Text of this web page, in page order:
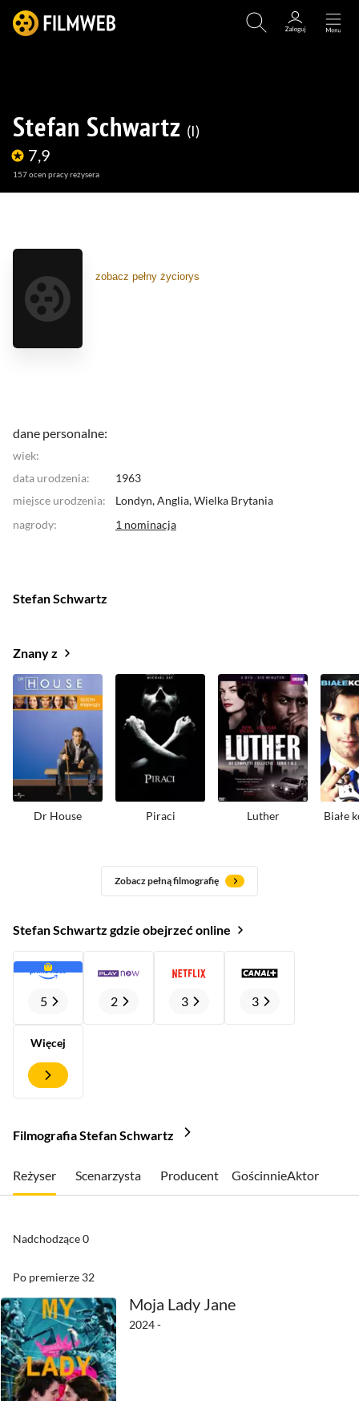
Stefan Schwartz I
7,9
157ocen pracy reżysera
zobacz pełny życiorys
dane personalne:
wiek:
data urodzenia:
1963
miejsce urodzenia:
Londyn, Anglia,Wielka Brytania
nagrody: 1 nominacja
Znany z
Dr House Piraci Luther Białe
Zobacz pełną filmografię
Stefan Schwartz gdzie obejrzeć online
5 2 3 3
Więcej
Stefan Schwartz
Filmografia Stefan Schwartz
Reżyser Scenarzysta Producent GościnnieAktor
Nadchodzące0
Po premierze 32
Moja Lady Jane
2024 -